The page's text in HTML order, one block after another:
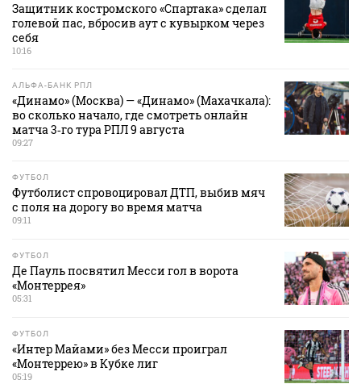
Защитник костромского «Спартака» сделал
голевой пас, вбросив аут с кувырком через
себя
10:16
АЛЬФА-БАНК РПЛ
«Динамо» (Москва) — «Динамо» (Махачкала):
во сколько начало, где смотреть онлайн
матча 3‑го тура РПЛ 9 августа
09:27
ФУТБОЛ
Футболист спровоцировал ДТП, выбив мяч
с поля на дорогу во время матча
09:11
ФУТБОЛ
Де Пауль посвятил Месси гол в ворота
«Монтеррея»
05:31
ФУТБОЛ
«Интер Майами» без Месси проиграл
«Монтеррею» в Кубке лиг
05:19